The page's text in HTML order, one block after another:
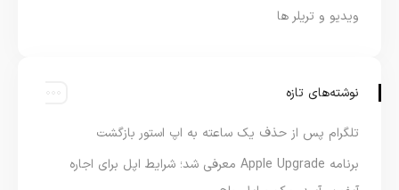
ویدیو و تریلر ها
نوشته‌های تازه
تلگرام پس از حذف یک ساعته به اپ استور بازگشت
برنامه Apple Upgrade معرفی شد؛ شرایط اپل برای اجاره